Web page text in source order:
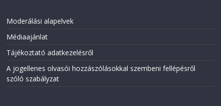
Moderálási alapelvek
Médiaajánlat
Tájékoztató adatkezelésről
A jogellenes olvasói hozzászólásokkal szembeni fellépésről
szóló szabályzat